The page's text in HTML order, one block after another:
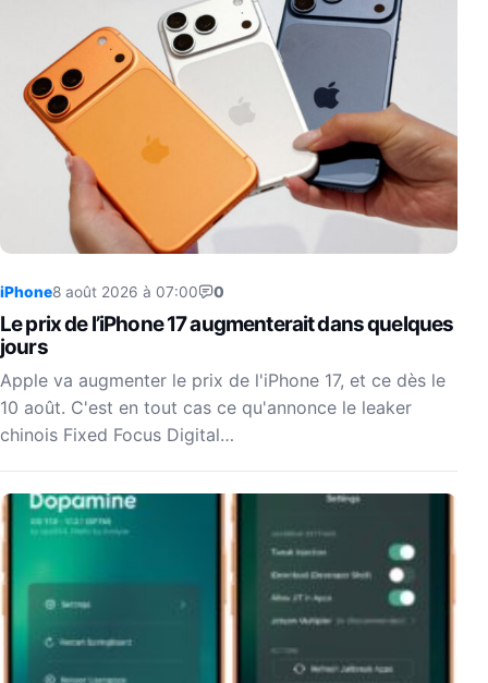
iPhone8 août 2026 à 07:00 0
Le prix de l’iPhone 17 augmenterait dans quelques
jours
Apple va augmenter le prix de l'iPhone 17, et ce dès le
10 août. C'est en tout cas ce qu'annonce le leaker
chinois Fixed Focus Digital…